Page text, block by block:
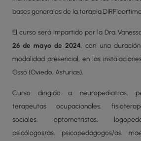
bases generales de la terapia
El curso será impartido por la Dra.
26 de mayo de 2024, con una
modalidad presencial, en las
Ossó (Oviedo, Asturias).
Curso dirigido a neuropediatras,
terapeutas ocupacionales,
sociales, optometristas,
psicólogos/as, psicopedagogos/as,